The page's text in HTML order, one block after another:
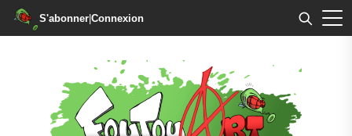
S'abonner|Connexion